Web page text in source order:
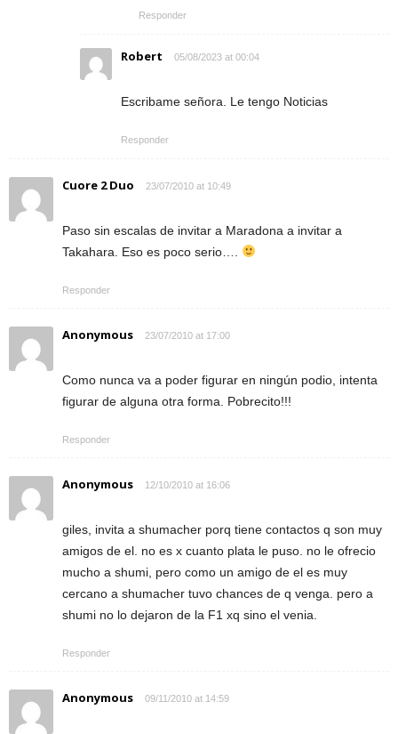
Responder
Robert 05/08/2023 at 00:04
Escribame señora. Le tengo Noticias
Responder
Cuore 2 Duo 23/07/2010 at 10:49
Paso sin escalas de invitar a Maradona a invitar a
Takahara. Eso es poco serio….
Responder
Anonymous 23/07/2010 at 17:00
Como nunca va a poder figurar en ningún podio, intenta
figurar de alguna otra forma. Pobrecito!!!
Responder
Anonymous 12/10/2010 at 16:06
giles, invita a shumacher porq tiene contactos q son muy
amigos de el. no es x cuanto plata le puso. no le ofrecio
mucho a shumi, pero como un amigo de el es muy
cercano a shumacher tuvo chances de q venga. pero a
shumi no lo dejaron de la F1 xq sino el venia.
Responder
Anonymous 09/11/2010 at 14:59